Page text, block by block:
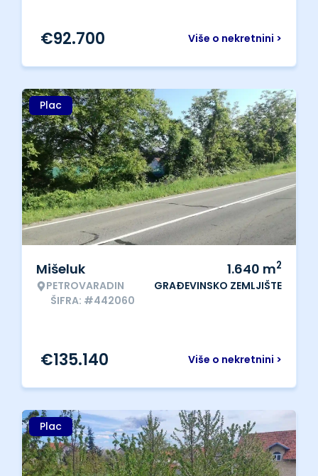
Više o nekretnini >
€92.700
Plac
Mišeluk
PETROVARADIN
ŠIFRA: #442060
1.640 m2
GRAĐEVINSKO ZEMLJIŠTE
Više o nekretnini >
€135.140
Plac